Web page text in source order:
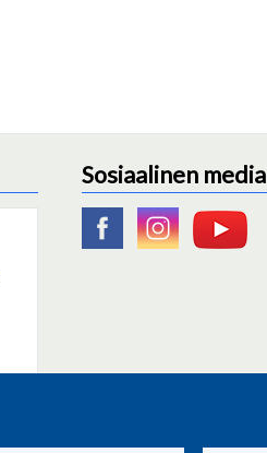
Sosiaalinen media